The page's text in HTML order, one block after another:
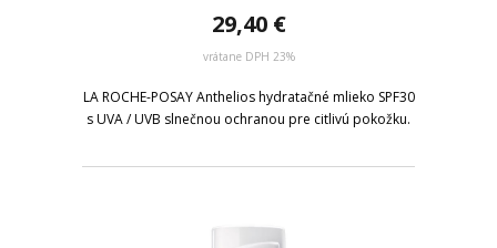
29,40 €
vrátane DPH 23%
LA ROCHE-POSAY Anthelios hydratačné mlieko SPF30
s UVA / UVB slnečnou ochranou pre citlivú pokožku.